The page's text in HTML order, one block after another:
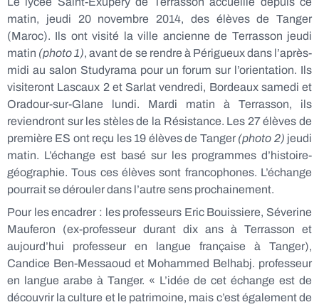
matin, jeudi 20 novembre 2014, des élèves de Tanger
(Maroc). Ils ont visité la ville ancienne de Terrasson jeudi
matin (photo 1), avant de se rendre à Périgueux dans l’après-
midi au salon Studyrama pour un forum sur l’orientation. Ils
visiteront Lascaux 2 et Sarlat vendredi, Bordeaux samedi et
Oradour-sur-Glane lundi. Mardi matin à Terrasson, ils
reviendront sur les stèles de la Résistance. Les 27 élèves de
première ES ont reçu les 19 élèves de Tanger (photo 2) jeudi
matin. L’échange est basé sur les programmes d’histoire-
géographie. Tous ces élèves sont francophones. L’échange
pourrait se dérouler dans l’autre sens prochainement.
Pour les encadrer : les professeurs Eric Bouissiere, Séverine
Mauferon (ex-professeur durant dix ans à Terrasson et
aujourd’hui professeur en langue française à Tanger),
Candice Ben-Messaoud et Mohammed Belhabj. professeur
en langue arabe à Tanger. « L’idée de cet échange est de
découvrir la culture et le patrimoine, mais c’est également de